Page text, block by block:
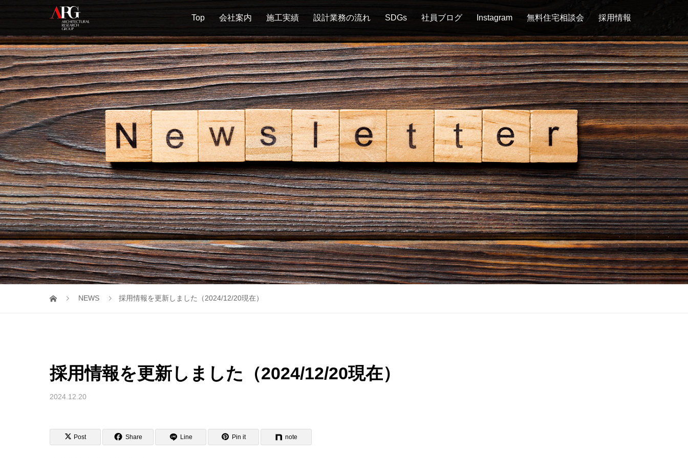
Top 会社案内 施工実績 設計業務の流れ SDGs 社員ブログ Instagram 無料住宅相談会 採用情報
NEWS 採用情報を更新しました（2024/12/20現在）
採用情報を更新しました（2024/12/20現在）
2024.12.20
Post Share Line Pin it note